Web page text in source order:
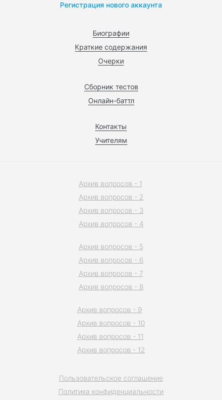
Биографии
Краткие содержания
Очерки
Сборник тестов
Онлайн-баттл
Контакты
Учителям
Регистрация нового аккаунта
Пользовательское соглашение
Политика конфиденциальности
Архив вопросов - 1
Архив вопросов - 2
Архив вопросов - 3
Архив вопросов - 4
Архив вопросов - 5
Архив вопросов - 6
Архив вопросов - 7
Архив вопросов - 8
Архив вопросов - 9
Архив вопросов - 10
Архив вопросов - 11
Архив вопросов - 12